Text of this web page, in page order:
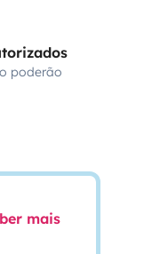
poderão
mais